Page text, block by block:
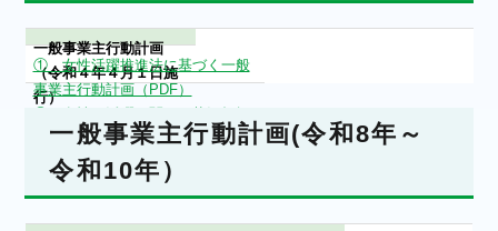
一般事業主行動計画
（令和４年４月１日施
行）
① 女性活躍推進法に基づく一般
事業主行動計画（PDF）
及び課題分析（PDF）
一般事業主行動計画(令和8年～
令和10年）